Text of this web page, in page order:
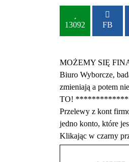
13092 FB
MOŻEMY SIĘ
Biuro Wyborcze,
zmieniają a potem
TO!
Przelewy z kont
jedno konto, które
Klikając w czarny